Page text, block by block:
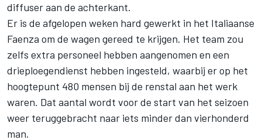
diffuser aan de achterkant.
Er is de afgelopen weken hard gewerkt in het Italiaanse
Faenza om de wagen gereed te krijgen. Het team zou
zelfs extra personeel hebben aangenomen en een
drieploegendienst hebben ingesteld, waarbij er op het
hoogtepunt 480 mensen bij de renstal aan het werk
waren. Dat aantal wordt voor de start van het seizoen
weer teruggebracht naar iets minder dan vierhonderd
man.